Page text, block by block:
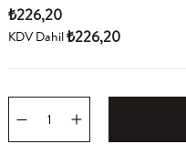
₺226,20
KDV Dahil₺226,20